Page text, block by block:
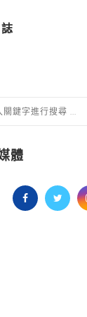
體